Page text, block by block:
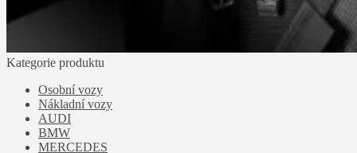
Kategorie produktu
Osobní vozy
Nákladní vozy
AUDI
BMW
MERCEDES